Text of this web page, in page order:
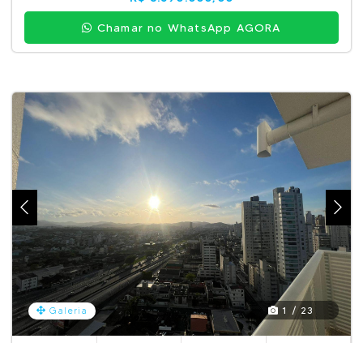
Chamar no WhatsApp AGORA
Galeria 1 / 23